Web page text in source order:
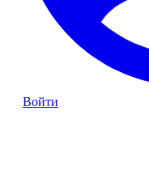
Войти